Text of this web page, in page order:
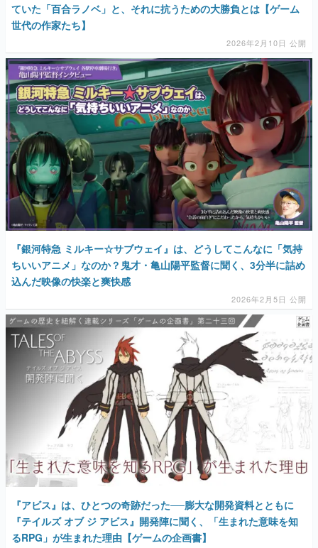
ていた「百合ラノベ」と、それに抗うための大勝負とは【ゲーム
世代の作家たち】
2026年2月10日 公開
『銀河特急 ミルキー☆サブウェイ』は、どうしてこんなに「気持
ちいいアニメ」なのか？鬼才・亀山陽平監督に聞く、3分半に詰め
込んだ映像の快楽と爽快感
2026年2月5日 公開
『アビス』は、ひとつの奇跡だった──膨大な開発資料とともに
『テイルズ オブ ジ アビス』開発陣に聞く、「生まれた意味を知
るRPG」が生まれた理由【ゲームの企画書】